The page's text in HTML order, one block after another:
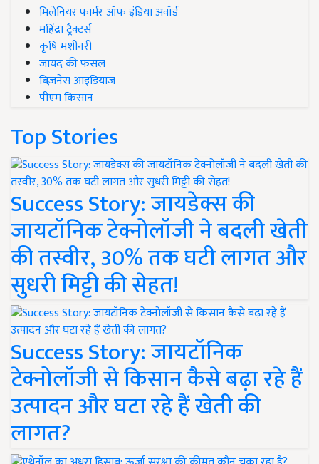
मिलेनियर फार्मर ऑफ इंडिया अवॉर्ड
महिंद्रा ट्रैक्टर्स
कृषि मशीनरी
जायद की फसल
बिज़नेस आइडियाज
पीएम किसान
Top Stories
Success Story: जायडेक्स की
जायटॉनिक टेक्नोलॉजी ने बदली खेती
की तस्वीर, 30% तक घटी लागत और
सुधरी मिट्टी की सेहत!
Success Story: जायटॉनिक
टेक्नोलॉजी से किसान कैसे बढ़ा रहे हैं
उत्पादन और घटा रहे हैं खेती की
लागत?